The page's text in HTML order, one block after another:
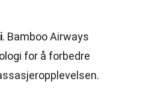
. Bamboo Airways
for å forbedre